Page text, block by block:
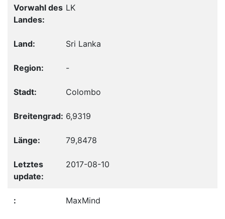
LK
Sri Lanka
-
Colombo
6,9319
79,8478
2017-08-10
MaxMind